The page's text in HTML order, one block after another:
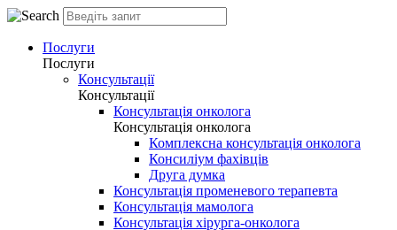
Послуги
Послуги
Консультації
Консультації
Консультація онколога
Консультація онколога
Комплексна консультація онколога
Консиліум фахівців
Друга думка
Консультація променевого терапевта
Консультація мамолога
Консультація хірурга-онколога